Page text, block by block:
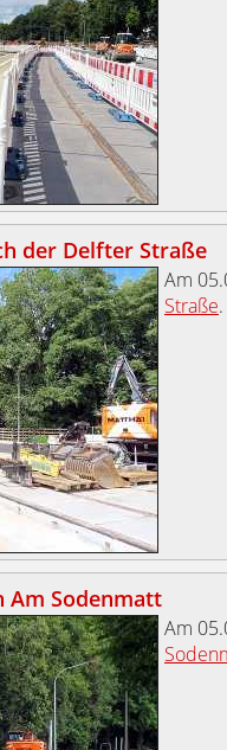
der Delfter Straße
Am
Straße.
Am Sodenmatt
Am